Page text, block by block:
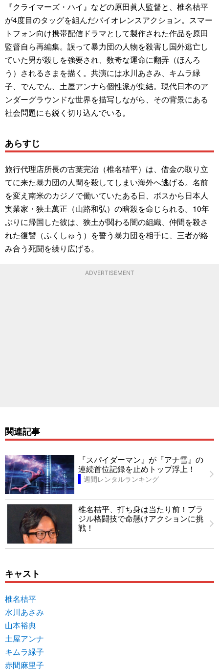
『クライマーズ・ハイ』などの原田眞人監督と、椎名桔平
が4度目のタッグを組んだバイオレンスアクション。スマー
トフォン向け携帯配信ドラマとして製作された作品を原田
監督自ら再編集。誤って暴力団の人物を殺害し国外逃亡し
ていた男が殺しを強要され、数奇な運命に翻弄（ほんろ
う）されるさまを描く。共演には水川あさみ、キムラ緑
子、でんでん、土屋アンナら個性派が集結。現代日本のア
ンダーグラウンドな世界を描写しながら、その背景にある
社会問題にも鋭く切り込んでいる。
あらすじ
旅行代理店所長の古葉完治（椎名桔平）は、借金の取り立
てに来た暴力団の人間を殺してしまい海外へ逃げる。名前
を変え南米のカジノで働いていたある日、ボスから日本人
実業家・狭土萬正（山路和弘）の暗殺を命じられる。10年
ぶりに帰国した彼は、狭土が関わる闇の組織、仲間を殺さ
れた復讐（ふくしゅう）を誓う暴力団を相手に、三者が絡
み合う死闘を繰り広げる。
ADVERTISEMENT
関連記事
『スパイダーマン』が『アナ雪』の
連続首位記録を止めトップ浮上！
週間レンタルランキング
椎名桔平、打ち身は当たり前！ブラ
ジル格闘技で命懸けアクションに挑
戦！
キャスト
椎名桔平
水川あさみ
山本裕典
土屋アンナ
キムラ緑子
赤間麻里子